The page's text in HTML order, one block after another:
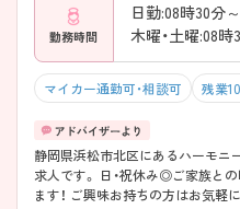
勤務時間
日勤:08時30分
木曜・土曜:08時
マイカー通勤可・相談可 残業
静岡県浜松市北区にあるハーモニ
求人です。 日・祝休み◎ご家族との時間やご友人との時間も大切にでき
ます！ ご興味お持ちの方はお気